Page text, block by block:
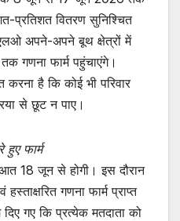
प्रतिशत वितरण सुनिश्चित
अपने-अपने बूथ क्षेत्रों में
गणना फार्म पहुंचाएंगे।
करना है कि कोई भी परिवार
से छूट न पाए।
फार्म
18 जून से होगी। इस दौरान
गणना फार्म प्राप्त
गए कि प्रत्येक मतदाता को